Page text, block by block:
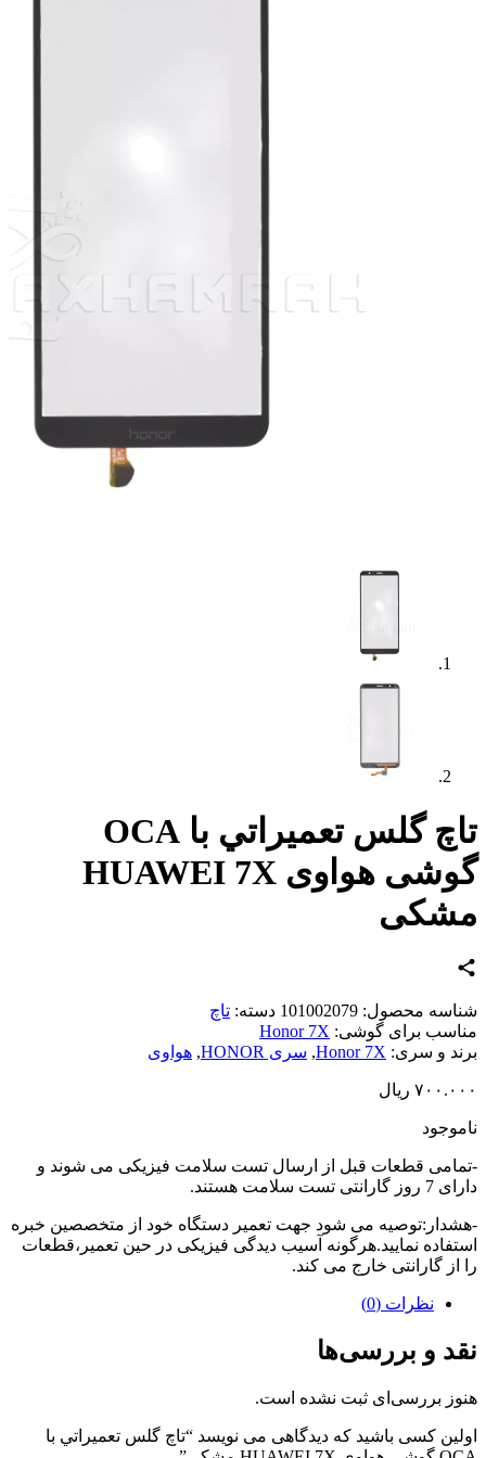
تاچ گلس تعميراتي با OCA
گوشی هواوی HUAWEI 7X
محصول:101002079 دسته:تاچ
برای گوشی: Honor 7X
و سری: Honor 7X
,سری HONOR ,هواوی
ریال
قطعات قبل از ارسال تست سلامت فیزیکی می شوند و
تست سلامت هستند.
می شود جهت تعمیر دستگاه خود از متخصصین خبره
نمایید.هرگونه آسیب دیدگی فیزیکی در حین تعمیر،قطعات
گارانتی خارج می کند.
نظرات (0)
و بررسی‌ها
بررسی‌ای ثبت نشده است.
کسی باشید که دیدگاهی می نویسد “تاچ گلس تعميراتي با